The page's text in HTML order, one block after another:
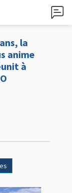
la
anime
à